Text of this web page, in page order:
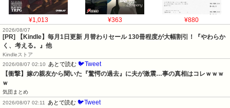
¥1,013 ¥363 ¥880
2026/08/07
[PR]
【Kindle】毎月1日更新 月替わりセール 130冊程度が大幅割引！『やわらか
く、考える。』他
Kindleストア
2026/08/07 02:10
あとで読む 🐦Tweet
【衝撃】嫁の親友から聞いた『驚愕の過去』に夫が激震…事の真相はコレｗｗｗ
ｗ
気団まとめ
2026/08/07 02:11
あとで読む 🐦Tweet